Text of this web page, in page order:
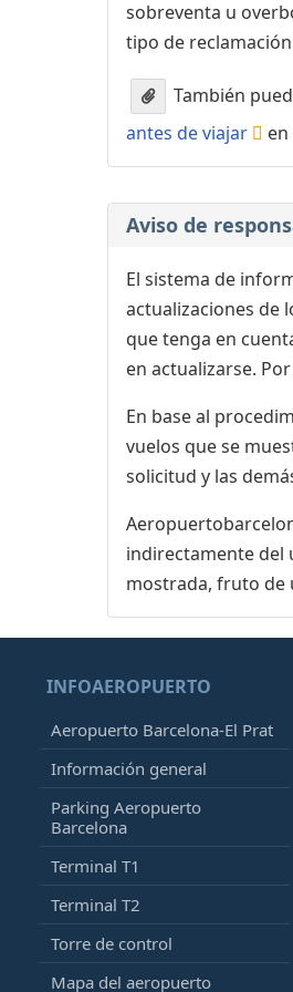
sobreventa u
tipo de
También
antes de viajar
Aviso de
El sistema de
actualizaciones de
que tenga en
en actualizarse.
En base al
vuelos que se
solicitud y las
indirectamente del
mostrada, fruto de
INFOAEROPUERTO
Aeropuerto Barcelona-El Prat
Información general
Parking Aeropuerto
Barcelona
Terminal T1
Terminal T2
Torre de control
Mapa del aeropuerto